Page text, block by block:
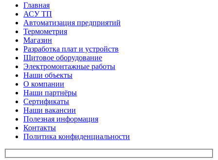
Главная
АСУ ТП
Автоматизация предприятий
Термометрия
Магазин
Разработка плат и устройств
Щитовое оборудование
Электромонтажные работы
Наши объекты
О компании
Наши партнёры
Сертификаты
Наши вакансии
Полезная информация
Контакты
Политика конфиденциальности